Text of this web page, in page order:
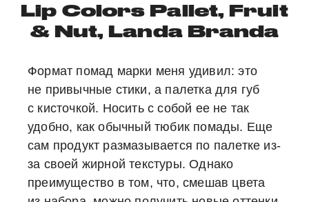
Lip Colors Pallet, Fruit
& Nut, Landa Branda
Формат помад марки меня удивил: это
не привычные стики, а палетка для губ
с кисточкой. Носить с собой ее не так
удобно, как обычный тюбик помады. Еще
сам продукт размазывается по палетке из-
за своей жирной текстуры. Однако
преимущество в том, что, смешав цвета